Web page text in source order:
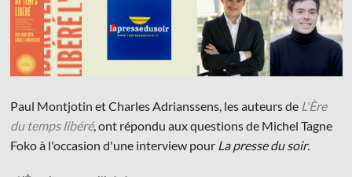
Connexion Inscription
Paul Montjotin et Charles Adrianssens, les auteurs de L'Ère
du temps libéré, ont répondu aux questions de Michel Tagne
Foko à l'occasion d'une interview pour La presse du soir.